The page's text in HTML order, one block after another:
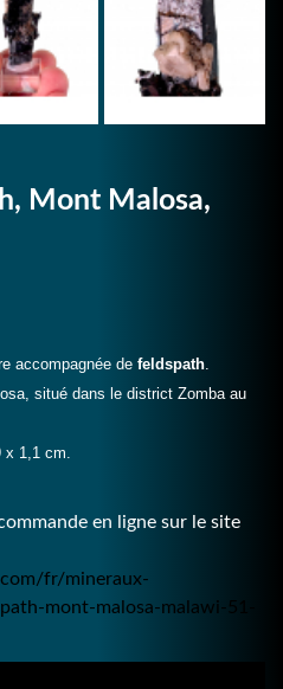
Mont Malosa,
accompagnée de feldspath
situé dans le district Zomba au
1,1 cm.
en ligne sur le site
fr/mineraux-
mont-malosa-malawi-51-